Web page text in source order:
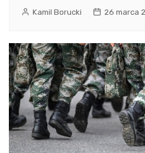
Kamil Borucki 26 marca